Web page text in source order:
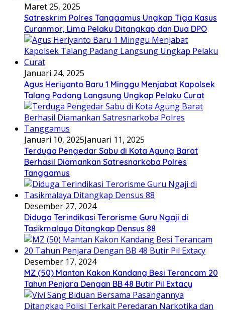
Maret 25, 2025
Satreskrim Polres Tanggamus Ungkap Tiga Kasus
Curanmor, Lima Pelaku Ditangkap dan Dua DPO
Januari 24, 2025
Agus Heriyanto Baru 1 Minggu Menjabat Kapolsek
Talang Padang Langsung Ungkap Pelaku Curat
Januari 10, 2025Januari 11, 2025
Terduga Pengedar Sabu di Kota Agung Barat
Berhasil Diamankan Satresnarkoba Polres
Tanggamus
Desember 27, 2024
Diduga Terindikasi Terorisme Guru Ngaji di
Tasikmalaya Ditangkap Densus 88
Desember 17, 2024
MZ (50) Mantan Kakon Kandang Besi Terancam 20
Tahun Penjara Dengan BB 48 Butir Pil Extacy